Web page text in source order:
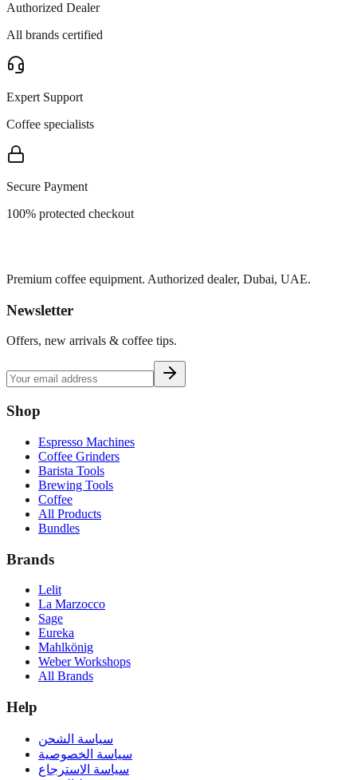
Authorized Dealer
All brands certified
Expert Support
Coffee specialists
Secure Payment
100% protected checkout
Premium coffee equipment. Authorized dealer, Dubai, UAE.
Newsletter
Offers, new arrivals & coffee tips.
Shop
Espresso Machines
Coffee Grinders
Barista Tools
Brewing Tools
Coffee
All Products
Bundles
Brands
Lelit
La Marzocco
Sage
Eureka
Mahlkönig
Weber Workshops
All Brands
Help
سياسة الشحن
سياسة الخصوصية
سياسة الاسترجاع